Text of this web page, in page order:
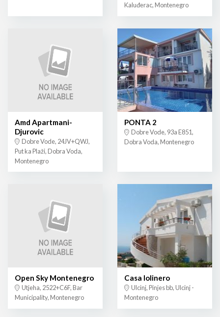
Kaluđerac, Montenegro
Amd Apartmani-
Djurovic
Dobre Vode, 24JV+QWJ,
Put ka Plaži, Dobra Voda,
Montenegro
PONTA 2
Dobre Vode, 93a E851,
Dobra Voda, Montenegro
Open Sky Montenegro
Utjeha, 2522+C6F, Bar
Municipality, Montenegro
Casa lolinero
Ulcinj, Pinjes bb, Ulcinj -
Montenegro